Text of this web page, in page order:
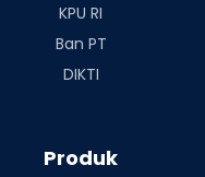
KPU RI
Ban PT
DIKTI
Produk